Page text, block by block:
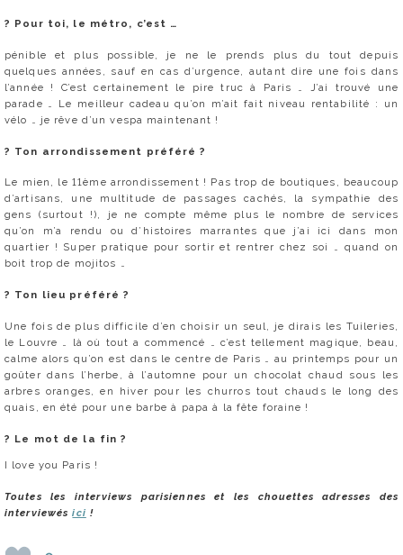
? Pour toi, le métro, c’est …
pénible et plus possible, je ne le prends plus du tout depuis
quelques années, sauf en cas d’urgence, autant dire une fois dans
l’année ! C’est certainement le pire truc à Paris … J’ai trouvé une
parade … Le meilleur cadeau qu’on m’ait fait niveau rentabilité : un
vélo … je rêve d’un vespa maintenant !
? Ton arrondissement préféré ?
Le mien, le 11ème arrondissement ! Pas trop de boutiques, beaucoup
d’artisans, une multitude de passages cachés, la sympathie des
gens (surtout !), je ne compte même plus le nombre de services
qu’on m’a rendu ou d’histoires marrantes que j’ai ici dans mon
quartier ! Super pratique pour sortir et rentrer chez soi … quand on
boit trop de mojitos …
? Ton lieu préféré ?
Une fois de plus difficile d’en choisir un seul, je dirais les Tuileries,
le Louvre … là où tout a commencé … c’est tellement magique, beau,
calme alors qu’on est dans le centre de Paris … au printemps pour un
goûter dans l’herbe, à l’automne pour un chocolat chaud sous les
arbres oranges, en hiver pour les churros tout chauds le long des
quais, en été pour une barbe à papa à la fête foraine !
? Le mot de la fin ?
I love you Paris !
Toutes les interviews parisiennes et les chouettes adresses des
interviewésici !